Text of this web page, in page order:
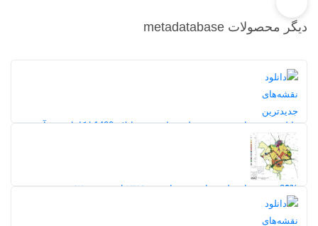
دیگر محصولات metadatabase
دانلود نقشه‌های جدیدترین طرح جامع شهر ایلام 1400 | کامل‌ترین آرشیو
7
20%
تخصصی شهری
247